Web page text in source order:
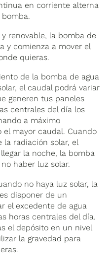
en corriente alterna
renovable, la bomba de
y comienza a mover el
quieras.
de la bomba de agua
el caudal podrá variar
generen tus paneles
centrales del día los
a máximo
mayor caudal. Cuando
la radiación solar, el
la noche, la bomba
haber luz solar.
no haya luz solar, la
disponer de un
el excedente de agua
horas centrales del día.
el depósito en un nivel
la gravedad para